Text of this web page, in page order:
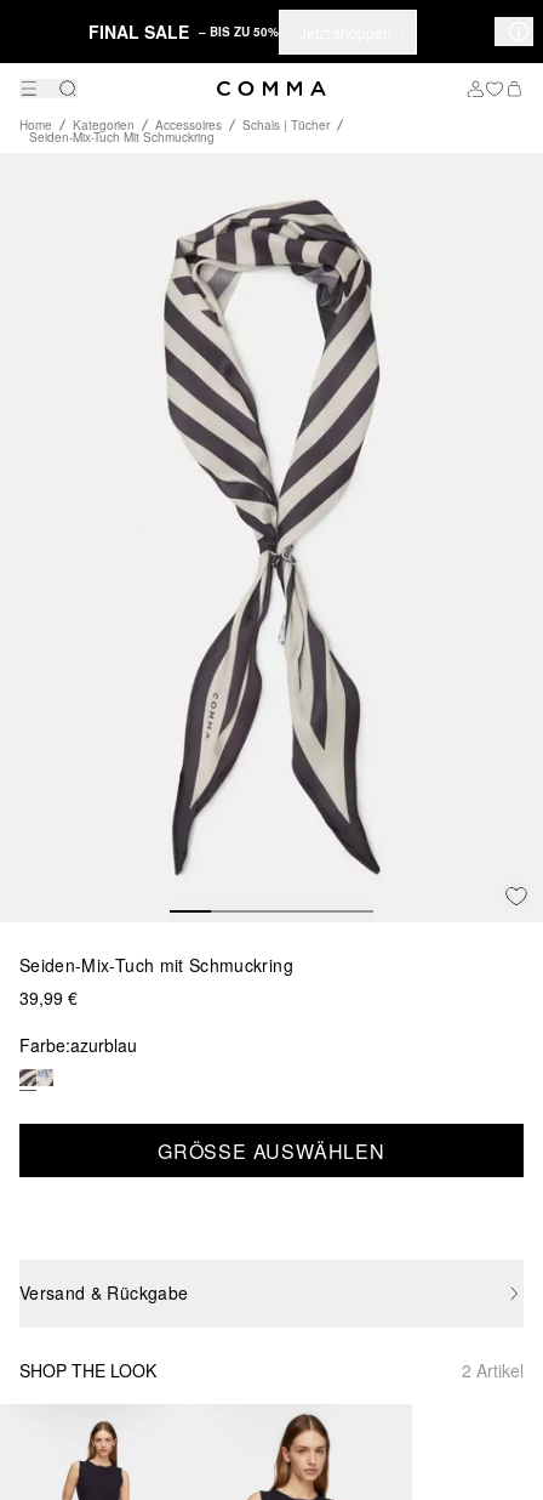
FINAL SALE – BIS ZU 50%
Home Kategorien Accessoires Schals | Tücher
Seiden-Mix-Tuch Mit Schmuckring
Seiden-Mix-Tuch mit Schmuckring
39,99 €
Farbe:azurblau
GRÖSSE AUSWÄHLEN
Versand & Rückgabe
SHOP THE LOOK 2 Artikel